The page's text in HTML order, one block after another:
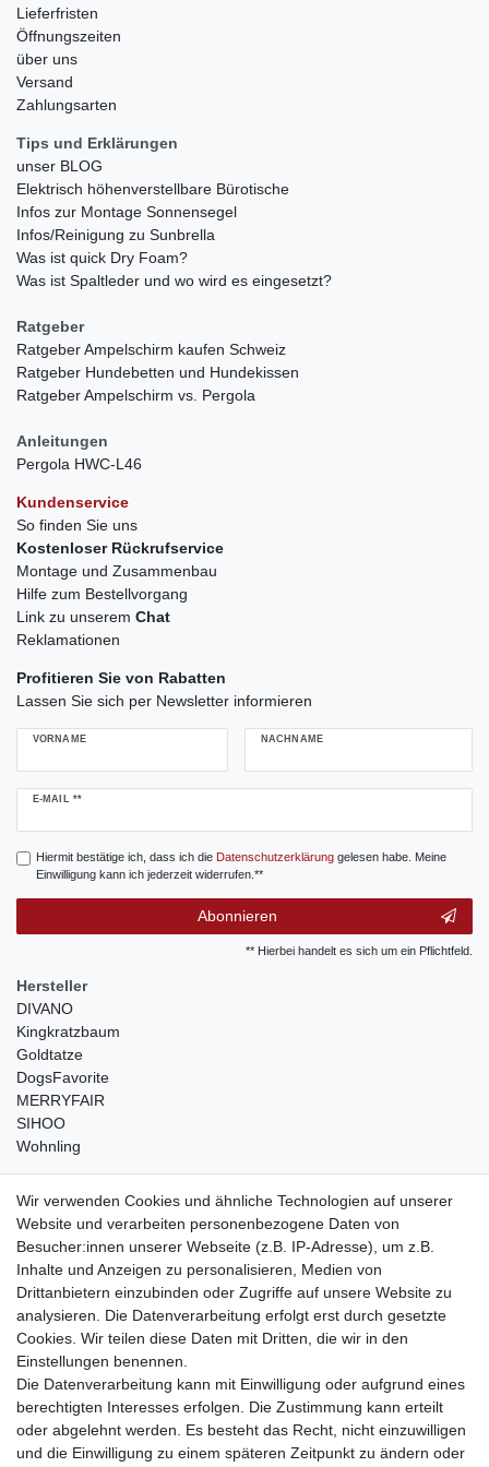
Lieferfristen
Öffnungszeiten
über uns
Versand
Zahlungsarten
Tips und Erklärungen
unser BLOG
Elektrisch höhenverstellbare Bürotische
Infos zur Montage Sonnensegel
Infos/Reinigung zu Sunbrella
Was ist quick Dry Foam?
Was ist Spaltleder und wo wird es eingesetzt?
Ratgeber
Ratgeber Ampelschirm kaufen Schweiz
Ratgeber Hundebetten und Hundekissen
Ratgeber Ampelschirm vs. Pergola
Anleitungen
Pergola HWC-L46
Kundenservice
So finden Sie uns
Kostenloser Rückrufservice
Montage und Zusammenbau
Hilfe zum Bestellvorgang
Link zu unserem Chat
Reklamationen
Profitieren Sie von Rabatten
Lassen Sie sich per Newsletter informieren
VORNAME NACHNAME
E-MAIL **
Newsletter
Hiermit bestätige ich, dass ich die Daten­schutz­erklärunggelesen habe. Meine
Einwilligung kann ich jederzeit widerrufen.**
Abonnieren
** Hierbei handelt es sich um ein Pflichtfeld.
Hersteller
DIVANO
Kingkratzbaum
Goldtatze
DogsFavorite
MERRYFAIR
SIHOO
Wohnling
weitere Shops
traumlampen- Lampen und Kronleuchter
kinderwagencenter- Exklusive und günstige Kinderwagen
gastrogeraete24- alles für Gastronomie und Imbiss
soziale Medien
Facebook
sicher einkaufen
Wir verwenden Cookies und ähnliche Technologien auf unserer
Website und verarbeiten personenbezogene Daten von
Besucher:innen unserer Webseite (z.B. IP-Adresse), um z.B.
Inhalte und Anzeigen zu personalisieren, Medien von
Drittanbietern einzubinden oder Zugriffe auf unsere Website zu
analysieren. Die Datenverarbeitung erfolgt erst durch gesetzte
Cookies. Wir teilen diese Daten mit Dritten, die wir in den
Einstellungen benennen.
Die Datenverarbeitung kann mit Einwilligung oder aufgrund eines
berechtigten Interesses erfolgen. Die Zustimmung kann erteilt
oder abgelehnt werden. Es besteht das Recht, nicht einzuwilligen
und die Einwilligung zu einem späteren Zeitpunkt zu ändern oder